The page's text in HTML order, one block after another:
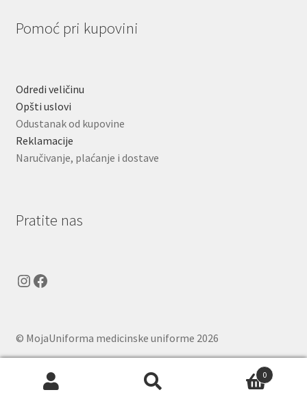
Pomoć pri kupovini
Odredi veličinu
Opšti uslovi
Odustanak od kupovine
Reklamacije
Naručivanje, plaćanje i dostave
Pratite nas
Instagram
Facebook
© MojaUniforma medicinske uniforme 2026
.
Pretraga
0